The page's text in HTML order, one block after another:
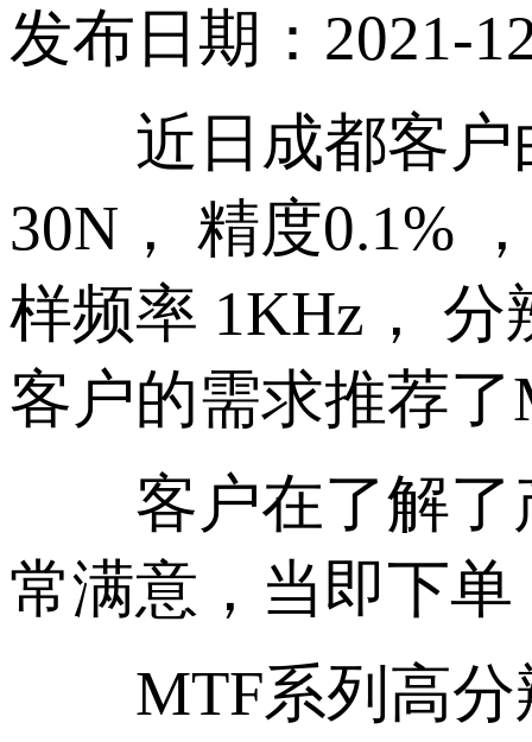
发布日期：2021-
近日成都客户
30N， 精度0.1%
样频率 1KHz，
客户的需求推荐
客户在了解了
常满意，当即下
MTF系列高分